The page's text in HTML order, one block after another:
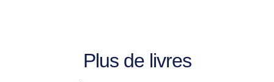
Plus de livres